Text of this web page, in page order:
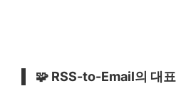
🧩 RSS-to-Email의 대표